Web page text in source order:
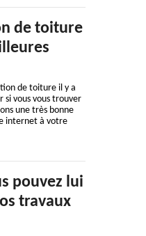
de toiture
de toiture il y a
si vous vous trouver
une très bonne
internet à votre
pouvez lui
travaux